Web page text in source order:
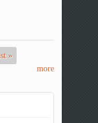
述》译注
»
more